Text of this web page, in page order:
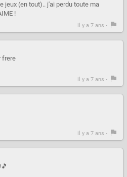
jeux (en tout).. j'ai perdu toute ma
!
il y a 7 ans -
frere
il y a 7 ans -
il y a 7 ans -